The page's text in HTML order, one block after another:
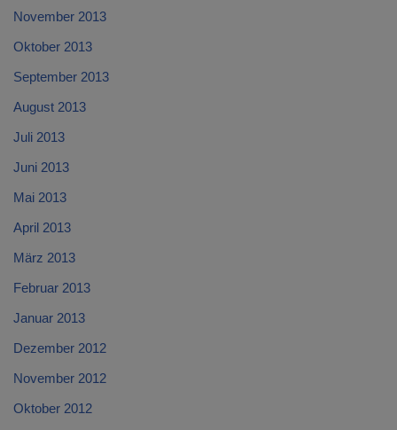
November 2013
Oktober 2013
September 2013
August 2013
Juli 2013
Juni 2013
Mai 2013
April 2013
März 2013
Februar 2013
Januar 2013
Dezember 2012
November 2012
Oktober 2012